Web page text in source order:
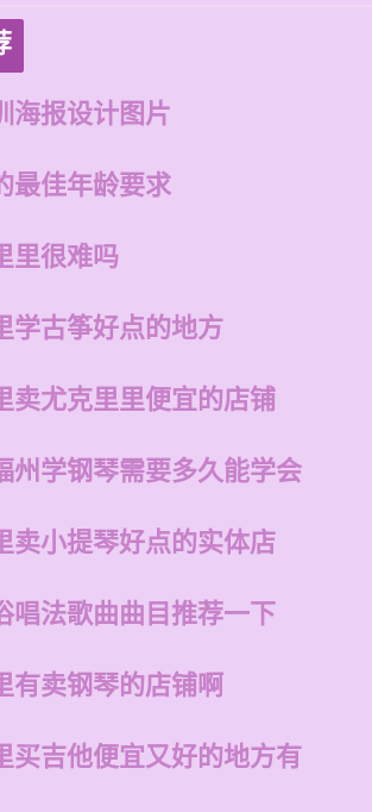
海报设计图片
最佳年龄要求
里很难吗
学古筝好点的地方
卖尤克里里便宜的店铺
州学钢琴需要多久能学会
卖小提琴好点的实体店
唱法歌曲曲目推荐一下
有卖钢琴的店铺啊
买吉他便宜又好的地方有